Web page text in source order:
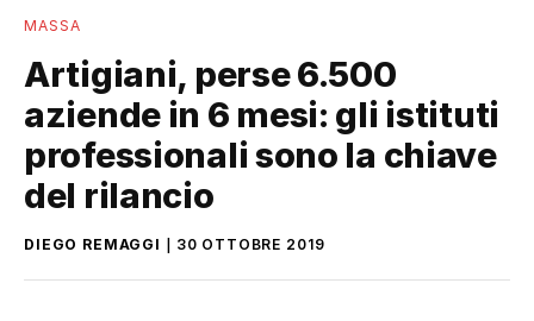
MASSA
Artigiani, perse 6.500
aziende in 6 mesi: gli istituti
professionali sono la chiave
del rilancio
DIEGO REMAGGI 30 OTTOBRE 2019